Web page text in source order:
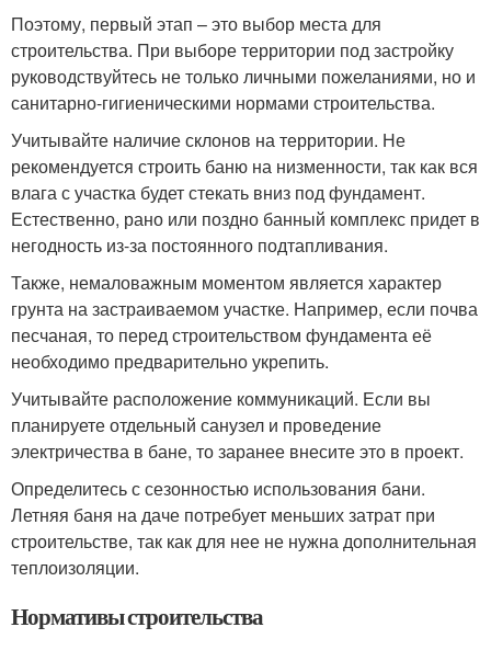
Поэтому, первый этап – это выбор места для
строительства. При выборе территории под застройку
руководствуйтесь не только личными пожеланиями, но и
санитарно-гигиеническими нормами строительства.
Учитывайте наличие склонов на территории. Не
рекомендуется строить баню на низменности, так как вся
влага с участка будет стекать вниз под фундамент.
Естественно, рано или поздно банный комплекс придет в
негодность из-за постоянного подтапливания.
Также, немаловажным моментом является характер
грунта на застраиваемом участке. Например, если почва
песчаная, то перед строительством фундамента её
необходимо предварительно укрепить.
Учитывайте расположение коммуникаций. Если вы
планируете отдельный санузел и проведение
электричества в бане, то заранее внесите это в проект.
Определитесь с сезонностью использования бани.
Летняя баня на даче потребует меньших затрат при
строительстве, так как для нее не нужна дополнительная
теплоизоляции.
Нормативы строительства